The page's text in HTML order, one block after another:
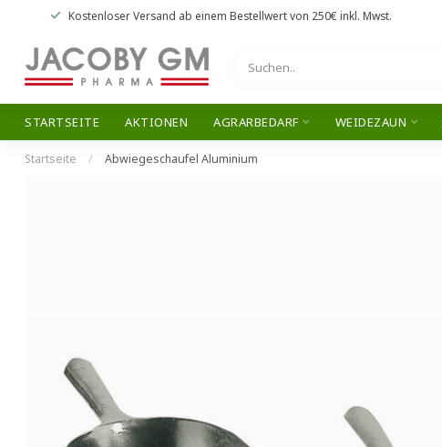
Kostenloser Versand ab einem Bestellwert von 250€ inkl. Mwst.
STARTSEITE AKTIONEN AGRARBEDARF WEIDEZAUN
Startseite / Abwiegeschaufel Aluminium